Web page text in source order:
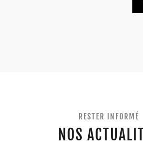
RESTER INFORMÉ
NOS